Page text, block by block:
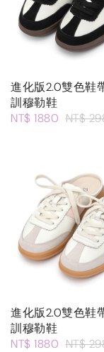
進化版2.0雙色鞋
訓穆勒鞋
NT$ 1880 NT$
進化版2.0雙色鞋
訓穆勒鞋
NT$ 1880 NT$